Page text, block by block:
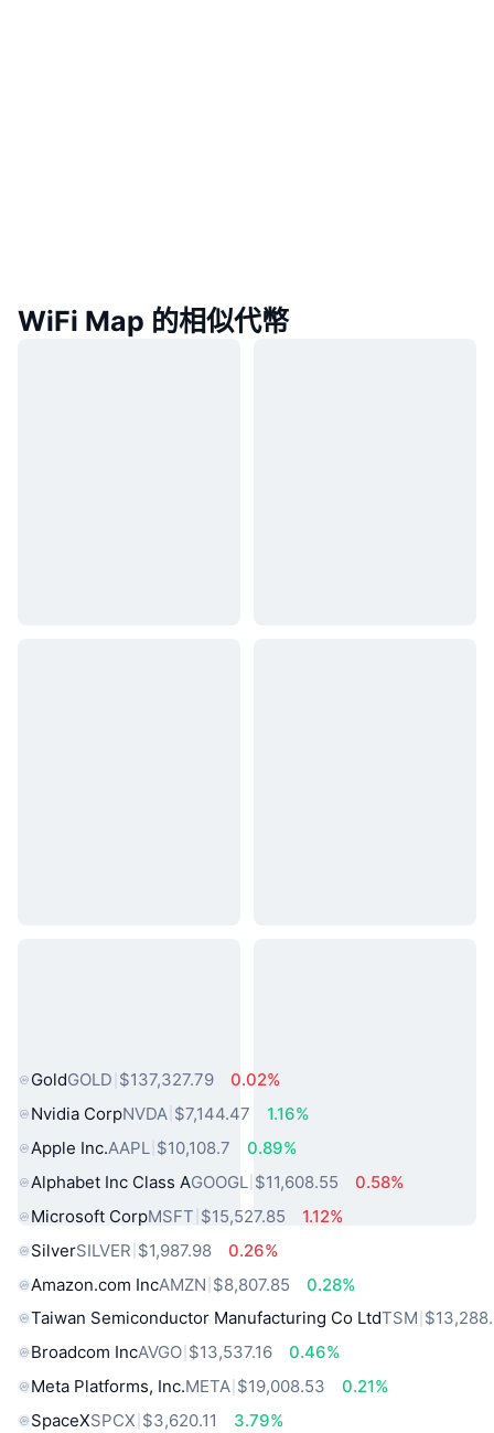
WiFi Map 的相似代幣
GoldGOLD $137,327.79
0.02%
Nvidia CorpNVDA $7,144.47
1.16%
Apple Inc.AAPL $10,108.7
0.89%
Alphabet Inc Class AGOOGL $11,608.55
0.58%
Microsoft CorpMSFT $15,527.85
1.12%
SilverSILVER $1,987.98
0.26%
Amazon.com IncAMZN $8,807.85
0.28%
Taiwan Semiconductor Manufacturing Co LtdTSM
Broadcom IncAVGO $13,537.16
0.46%
Meta Platforms, Inc.META $19,008.53
0.21%
SpaceXSPCX $3,620.11
3.79%